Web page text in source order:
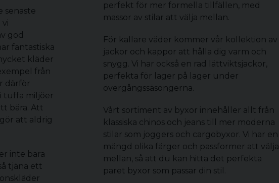
senaste
god
fantastiska
kläder
från
därför
tuffa miljöer
bära. Att
att aldrig
inte bara
tjäna ett
perfekt för mer formella tillfällen, med
massor av stilar att välja mellan.
För kallare väder kommer vår kollektion av
jackor och kappor att hålla dig varm och
snygg. Vi har också en rad lättviktsjackor,
perfekta för lager på lager under
övergångssäsongerna.
Vårt sortiment av byxor innehåller allt från
klassiska chinos och jeans till mer moderna
stilar som joggers och cargobyxor. Vi har en
mängd olika färger och passformer att välja
mellan, så att du kan hitta det perfekta
paret byxor som passar din stil.